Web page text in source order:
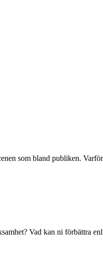
som bland publiken.
Vad kan ni förbättra